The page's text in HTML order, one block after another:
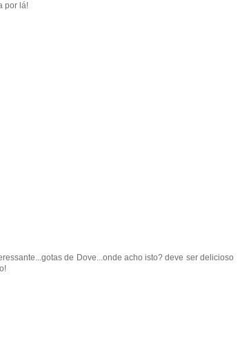
por lá!
de Dove...onde acho isto? deve ser delicioso